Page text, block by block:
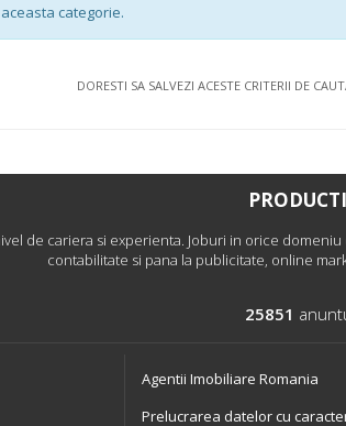
categorie.
DORESTI SA SALVEZI ACESTE CRITERII DE
de cariera si experienta. Joburi in orice
contabilitate si pana la publicitate, online
25851
Agentii Imobiliare Romania
Prelucrarea datelor cu